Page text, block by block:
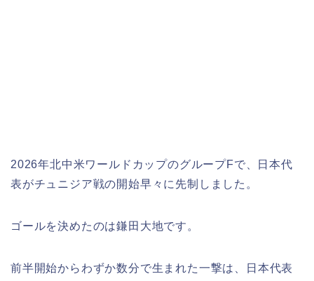
2026年北中米ワールドカップのグループFで、日本代
表がチュニジア戦の開始早々に先制しました。
ゴールを決めたのは鎌田大地です。
前半開始からわずか数分で生まれた一撃は、日本代表